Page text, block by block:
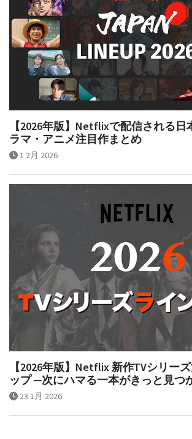
【2026年版】Netflixで配信される
ラマ・アニメ注目作まとめ
1 2月 2026
【2026年版】Netflix 新作TVシリー
ップ ─次にハマる一本がきっと見つ
23 1月 2026